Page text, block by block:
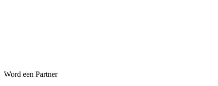
Word een Partner